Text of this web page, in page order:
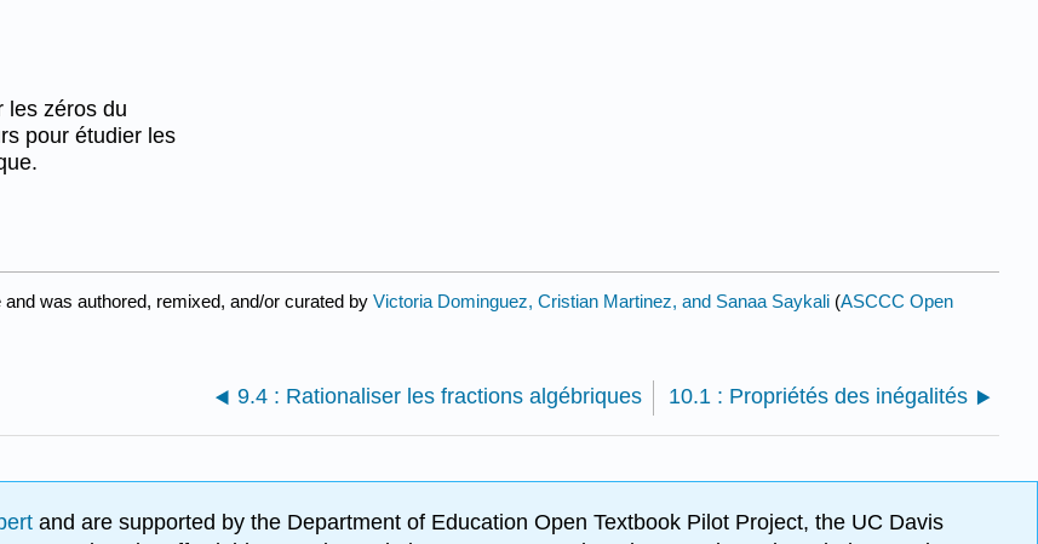
les zéros du
pour étudier les
and was authored, remixed, and/or curated by Victoria Dominguez, Cristian Martinez, and Sanaa Saykali (ASCCC Open
9.4 : Rationaliser les fractions algébriques 10.1 : Propriétés des inégalités
and are supported by the Department of Education Open Textbook Pilot Project, the UC Davis